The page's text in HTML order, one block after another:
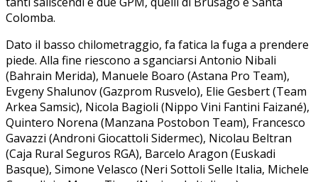
Colomba.
Dato il basso chilometraggio, fa fatica la fuga a prendere
piede. Alla fine riescono a sganciarsi Antonio Nibali
(Bahrain Merida), Manuele Boaro (Astana Pro Team),
Evgeny Shalunov (Gazprom Rusvelo), Elie Gesbert (Team
Arkea Samsic), Nicola Bagioli (Nippo Vini Fantini Faizané),
Quintero Norena (Manzana Postobon Team), Francesco
Gavazzi (Androni Giocattoli Sidermec), Nicolau Beltran
(Caja Rural Seguros RGA), Barcelo Aragon (Euskadi
Basque), Simone Velasco (Neri Sottoli Selle Italia, Michele